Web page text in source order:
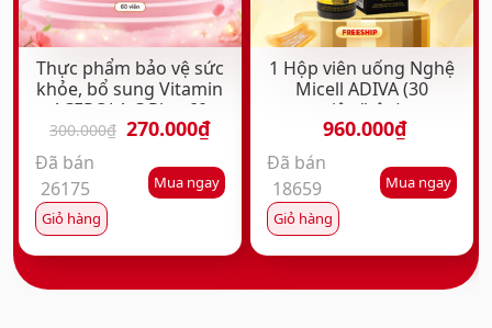
Thực phẩm bảo vệ sức
khỏe, bổ sung Vitamin
ACEROLA C Plus 60
viên/hộp
300.000₫ Giá
300.000₫.
270.000₫Giá
tại
là:
270.000₫.
Đã bán
26175
Giỏ hàng
Mua ngay
1 Hộp viên uống Nghệ
Micell ADIVA (30
viên/hộp)
960.000₫
Đã bán
18659
Giỏ hàng
Mua ngay